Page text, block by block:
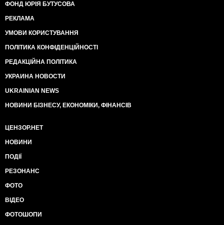
ФОНД ЮРІЯ БУТУСОВА
РЕКЛАМА
УМОВИ КОРИСТУВАННЯ
ПОЛІТИКА КОНФІДЕНЦІЙНОСТІ
РЕДАКЦІЙНА ПОЛІТИКА
УКРАИНА НОВОСТИ
UKRAINIAN NEWS
НОВИНИ БІЗНЕСУ, ЕКОНОМІКИ, ФІНАНСІВ
ЦЕНЗОР.НЕТ
НОВИНИ
ПОДІЇ
РЕЗОНАНС
ФОТО
ВІДЕО
ФОТОШОПИ